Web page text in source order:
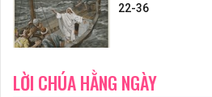
22-36
LỜI CHÚA HẰNG NGÀY